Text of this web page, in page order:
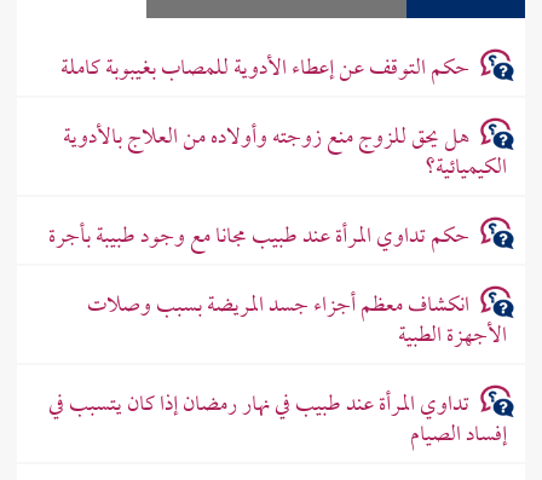
حكم التوقف عن إعطاء الأدوية للمصاب بغيبوبة كاملة
هل يحق للزوج منع زوجته وأولاده من العلاج بالأدوية
الكيميائية؟
حكم تداوي المرأة عند طبيب مجانا مع وجود طبيبة بأجرة
انكشاف معظم أجزاء جسد المريضة بسبب وصلات
الأجهزة الطبية
تداوي المرأة عند طبيب في نهار رمضان إذا كان يتسبب في
إفساد الصيام